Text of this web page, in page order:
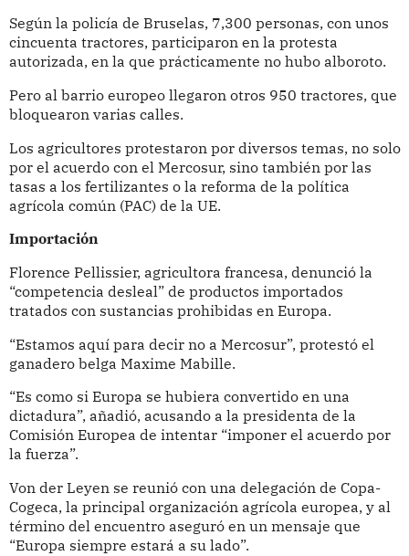
Según la policía de Bruselas, 7,300 personas, con unos
cincuenta tractores, participaron en la protesta
autorizada, en la que prácticamente no hubo alboroto.
Pero al barrio europeo llegaron otros 950 tractores, que
bloquearon varias calles.
Los agricultores protestaron por diversos temas, no solo
por el acuerdo con el Mercosur, sino también por las
tasas a los fertilizantes o la reforma de la política
agrícola común (PAC) de la UE.
Importación
Florence Pellissier, agricultora francesa, denunció la
“competencia desleal” de productos importados
tratados con sustancias prohibidas en Europa.
“Estamos aquí para decir no a Mercosur”, protestó el
ganadero belga Maxime Mabille.
“Es como si Europa se hubiera convertido en una
dictadura”, añadió, acusando a la presidenta de la
Comisión Europea de intentar “imponer el acuerdo por
la fuerza”.
Von der Leyen se reunió con una delegación de Copa-
Cogeca, la principal organización agrícola europea, y al
término del encuentro aseguró en un mensaje que
“Europa siempre estará a su lado”.